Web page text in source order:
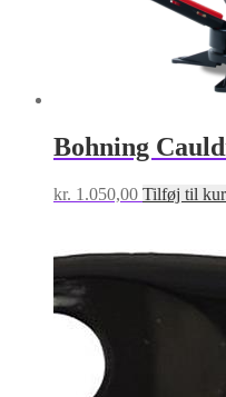
Bohning
kr. 1.050,00 Tilføj til